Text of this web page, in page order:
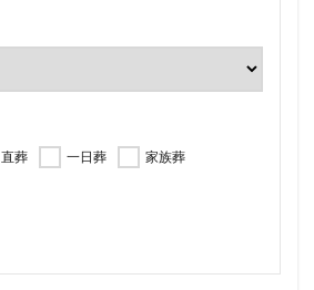
直葬 一日葬
家族葬